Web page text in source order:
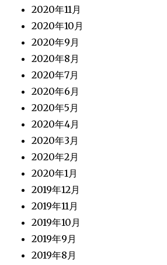
2020年11月
2020年10月
2020年9月
2020年8月
2020年7月
2020年6月
2020年5月
2020年4月
2020年3月
2020年2月
2020年1月
2019年12月
2019年11月
2019年10月
2019年9月
2019年8月